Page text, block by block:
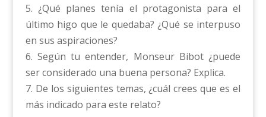
5. ¿Qué planes tenía el protagonista para el
último higo que le quedaba? ¿Qué se interpuso
en sus aspiraciones?
6. Según tu entender, Monseur Bibot ¿puede
ser considerado una buena persona? Explica.
7. De los siguientes temas, ¿cuál crees que es el
más indicado para este relato?